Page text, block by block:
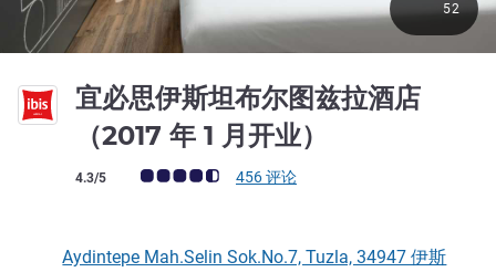
宜必思伊斯坦布尔图兹拉酒店
（2017 年 1 月开业）
客户意见评级 (ALL 评级)
4.3/5 456 评论
52
Aydintepe Mah.Selin Sok.No.7, Tuzla, 34947 伊斯